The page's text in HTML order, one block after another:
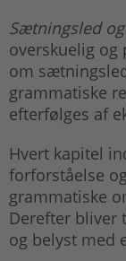
Sætningsled
overskuelig
om
grammatiske
efterfølges af
Hvert kapitel
forforståelse
grammatiske
Derefter bliver
og belyst med